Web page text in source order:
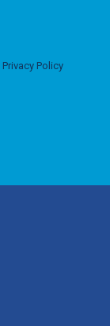
Privacy Policy